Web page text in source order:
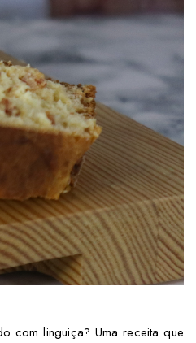
com linguiça? Uma receita que